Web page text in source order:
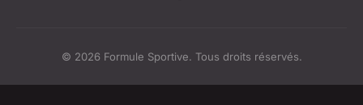
© 2026 Formule Sportive. Tous droits réservés.